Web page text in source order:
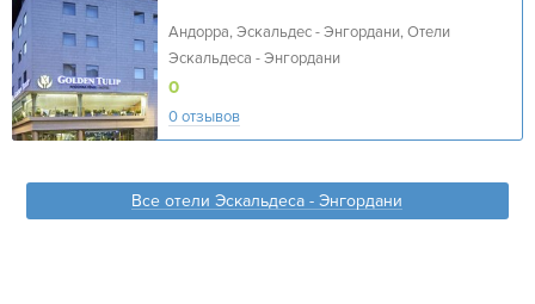
Андорра, Эскальдес - Энгордани, Отели
Эскальдеса - Энгордани
0
0 отзывов
Все отели Эскальдеса - Энгордани